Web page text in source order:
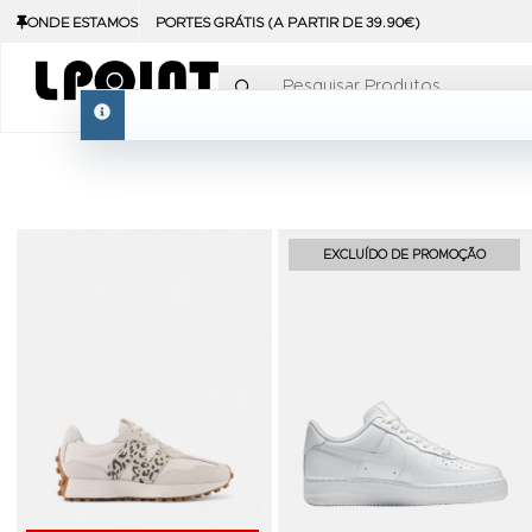
ONDE ESTAMOS PORTES GRÁTIS (A PARTIR DE 39.90€)
Pesquisar Produtos
info
Adicionar aos Favoritos
EXCLUÍDO DE PROMOÇÃO